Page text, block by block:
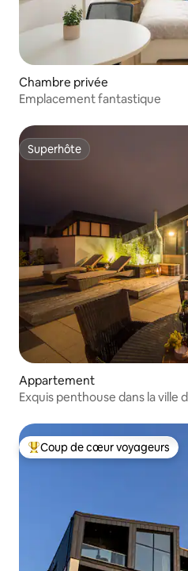
Chambre privée
Emplacement fantastique
Superhôte
Superhôte
Appartement
Exquis penthouse dans la ville
Coups de cœur voyageurs les
Coup de cœur voyageurs